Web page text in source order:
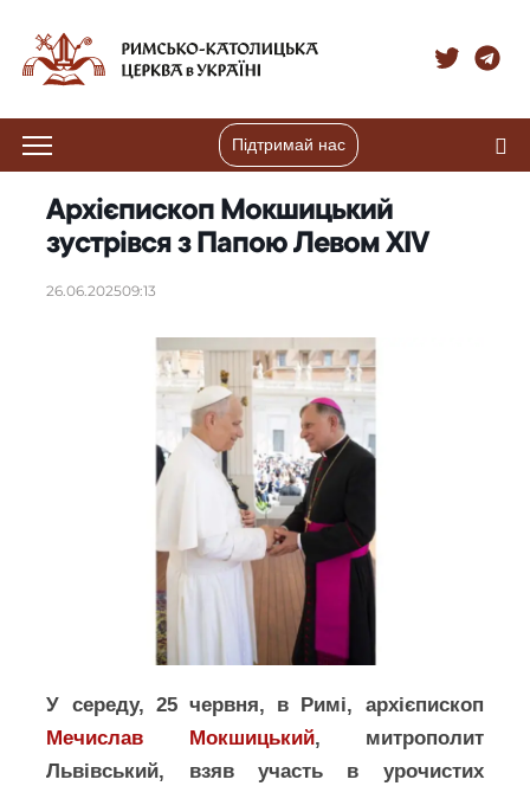
Підтримай нас
Архієпископ Мокшицький
зустрівся з Папою Левом XIV
26.06.202509:13
У середу, 25 червня, в Римі, архієпископ
Мечислав Мокшицький, митрополит
Львівський, взяв участь в урочистих